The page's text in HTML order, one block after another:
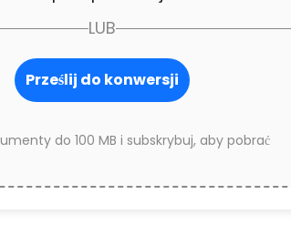
LUB
Prześlij do konwersji
do 100 MB i subskrybuj, aby pobrać